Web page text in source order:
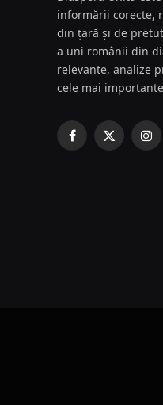
informării corecte,
din țară și de
a uni românii din
relevante, analize
cele mai
Facebook
X